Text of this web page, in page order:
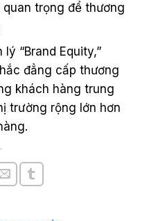
trọng để thương
“Brand Equity,”
đẳng cấp thương
khách hàng trung
trường rộng lớn hơn